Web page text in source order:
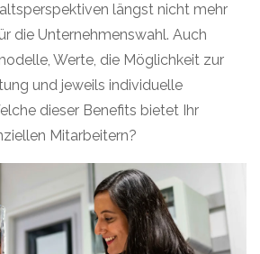
längst nicht mehr
die Unternehmenswahl. Auch
Werte, die Möglichkeit zur
und jeweils individuelle
dieser Benefits bietet Ihr
Mitarbeitern?